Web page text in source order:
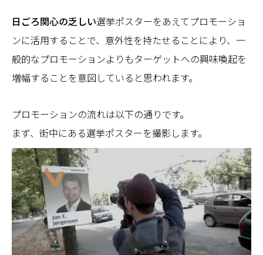
日ごろ関心の乏しい選挙ポスターをあえてプロモーショ
ンに活用することで、意外性を持たせることにより、一
般的なプロモーションよりもターゲットへの興味喚起を
増幅することを意図していると思われます。
プロモーションの流れは以下の通りです。
まず、街中にある選挙ポスターを撮影します。